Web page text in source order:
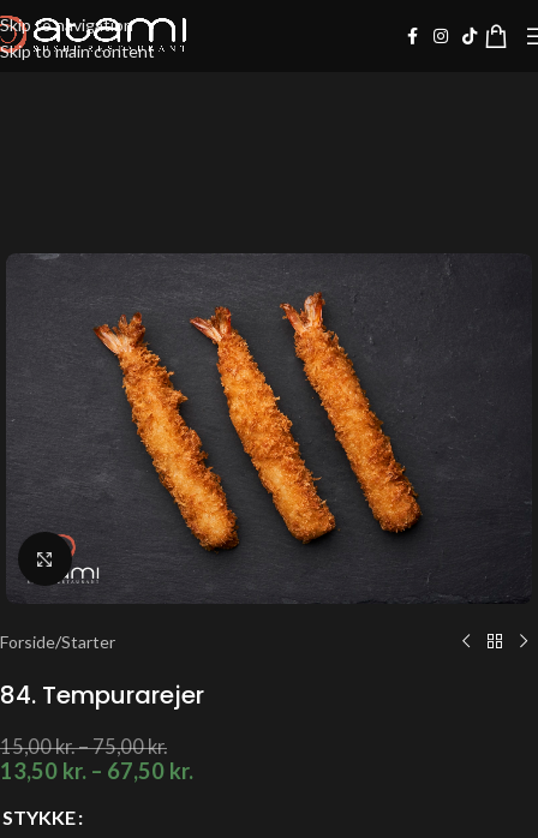
Skip to navigation
Skip to main content
Klik for at forstørre
Forside/Starter
84. Tempurarejer
15,00kr.–75,00kr.
13,50 kr. – 67,50 kr.
STYKKE